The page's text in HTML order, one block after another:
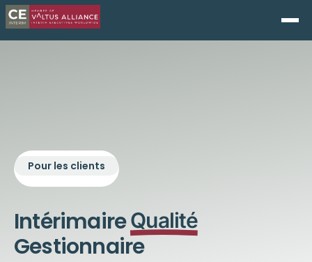
Pour les clients
IntérimaireQualité
Gestionnaire